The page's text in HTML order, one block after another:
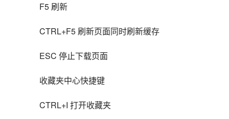
F5 刷新
CTRL+F5 刷新页面同时刷新缓存
ESC 停止下载页面
收藏夹中心快捷键
CTRL+I 打开收藏夹